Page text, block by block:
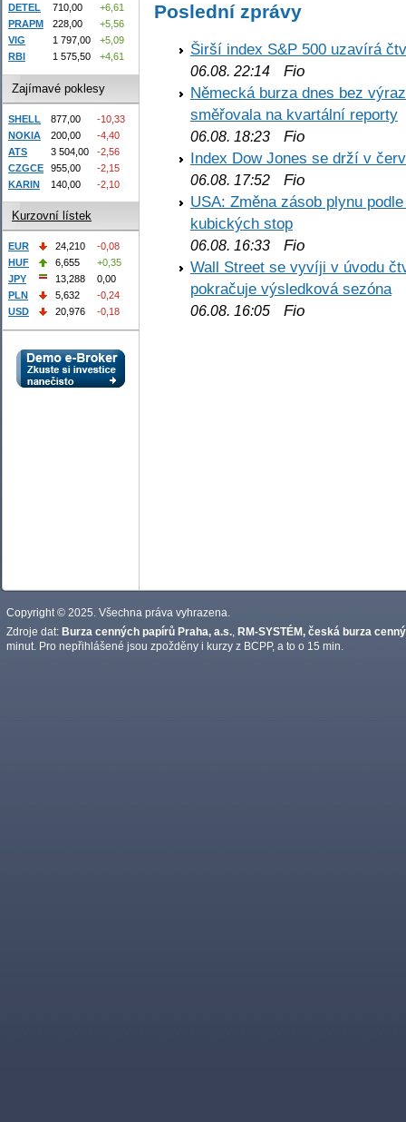
Poslední zprávy
Širší index S&P 500 uzavírá
06.08. 22:14 Fio
Německá burza dnes bez
směřovala na kvartální reporty
06.08. 18:23 Fio
Index Dow Jones se drží v
06.08. 17:52 Fio
USA: Změna zásob plynu
kubických stop
06.08. 16:33 Fio
Wall Street se vyvíji v úvodu
pokračuje výsledková sezóna
06.08. 16:05 Fio
DETEL
710,00
+6,61
PRAPM
228,00
+5,56
VIG
1 797,00
+5,09
RBI
1 575,50 +4,61
Zajímavé poklesy
SHELL 877,00
-10,33
NOKIA
200,00
-4,40
ATS
3 504,00
-2,56
CZGCE
955,00
-2,15
KARIN
140,00 -2,10
Kurzovní lístek
EUR 24,210
-0,08
HUF
6,655
+0,35
JPY
13,288
0,00
PLN
5,632
-0,24
USD
20,976 -0,18
Copyright © 2025. Všechna práva vyhrazena.
Zdroje dat: Burza cenných papírů Praha, a.s. RM-SYSTÉM, česká burza
minut. Pro nepřihlášené jsou zpožděny i kurzy z BCPP, a to o 15 min.